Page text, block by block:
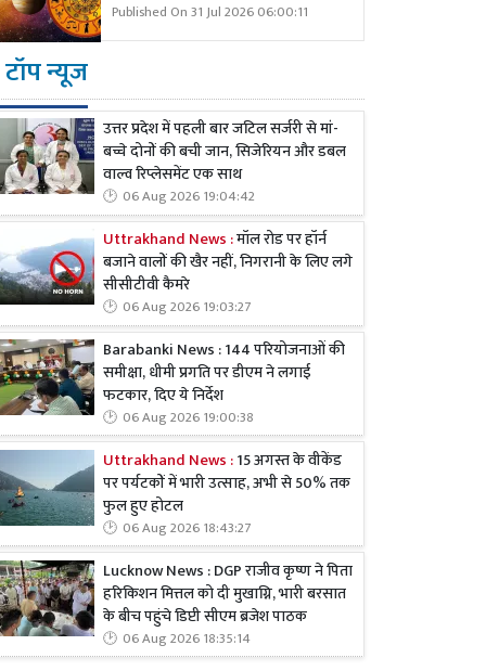
Published On 31 Jul 2026 06:00:11
टॉप न्यूज
उत्तर प्रदेश में पहली बार जटिल सर्जरी से मां-
बच्चे दोनों की बची जान, सिजेरियन और डबल
वाल्व रिप्लेसमेंट एक साथ
06 Aug 2026 19:04:42
Uttrakhand News :मॉल रोड पर हॉर्न
बजाने वालों की खैर नहीं, निगरानी के लिए लगे
सीसीटीवी कैमरे
06 Aug 2026 19:03:27
Barabanki News : 144 परियोजनाओं की
समीक्षा, धीमी प्रगति पर डीएम ने लगाई
फटकार, दिए ये निर्देश
06 Aug 2026 19:00:38
Uttrakhand News :15 अगस्त के वीकेंड
पर पर्यटकों में भारी उत्साह, अभी से 50% तक
फुल हुए होटल
06 Aug 2026 18:43:27
Lucknow News : DGP राजीव कृष्ण ने पिता
हरिकिशन मित्तल को दी मुखाग्नि, भारी बरसात
के बीच पहुंचे डिप्टी सीएम ब्रजेश पाठक
06 Aug 2026 18:35:14